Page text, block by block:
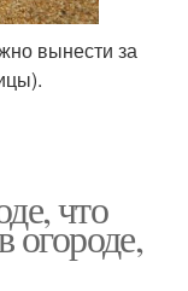
вынести за
что
огороде,